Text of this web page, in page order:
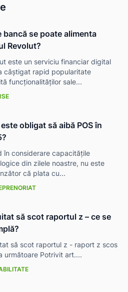
bancă se poate alimenta
Revolut?
este un serviciu financiar digital
câștigat rapid popularitate
funcționalităților sale...
obligat să aibă POS în
în considerare capacitățile
din zilele noastre, nu este
că plata cu...
să scot raportul z – ce se
să scot raportul z - raport z scos
următoare Potrivit art....